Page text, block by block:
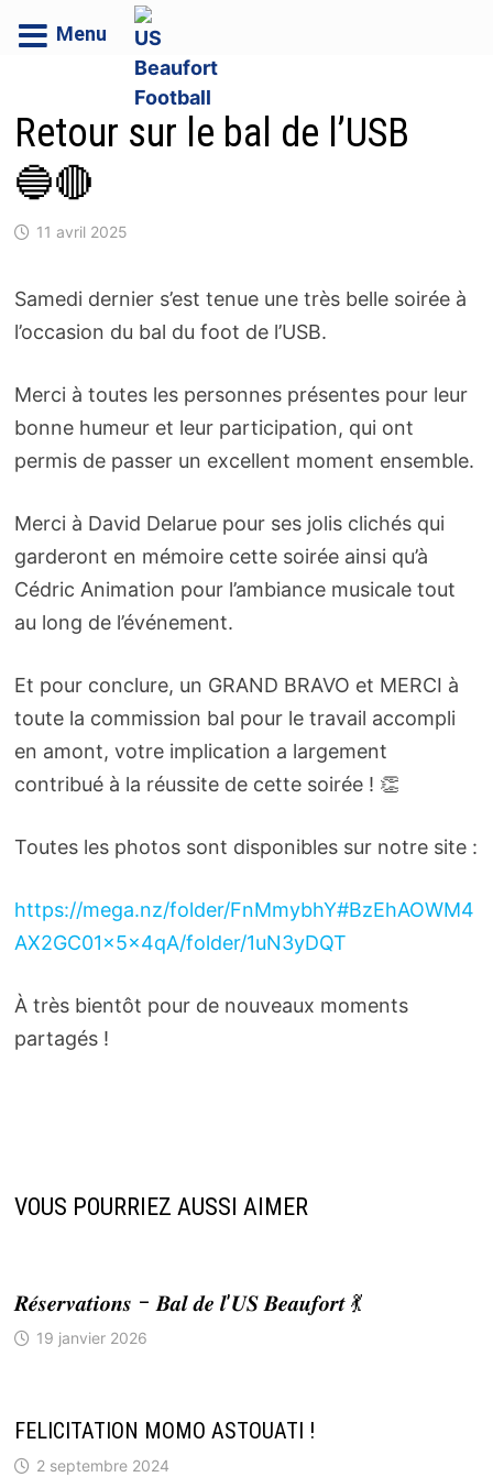
contenu
Retour sur le bal de l’USB
🔵🔴
11 avril 2025
Samedi dernier s’est tenue une très belle soirée à
l’occasion du bal du foot de l’USB.
Merci à toutes les personnes présentes pour leur
bonne humeur et leur participation, qui ont
permis de passer un excellent moment ensemble.
Merci à David Delarue pour ses jolis clichés qui
garderont en mémoire cette soirée ainsi qu’à
Cédric Animation pour l’ambiance musicale tout
au long de l’événement.
Et pour conclure, un GRAND BRAVO et MERCI à
toute la commission bal pour le travail accompli
en amont, votre implication a largement
contribué à la réussite de cette soirée ! 👏
Toutes les photos sont disponibles sur notre site :
https://mega.nz/folder/FnMmybhY#BzEhAOWM4
AX2GC01x5x4qA/folder/1uN3yDQT
À très bientôt pour de nouveaux moments
partagés !
VOUS POURRIEZ AUSSI AIMER
𝑹𝒆́𝒔𝒆𝒓𝒗𝒂𝒕𝒊𝒐𝒏𝒔 – 𝑩𝒂𝒍 𝒅𝒆 𝒍’𝑼𝑺 𝑩𝒆𝒂𝒖𝒇𝒐𝒓𝒕 💃
19 janvier 2026
FELICITATION MOMO ASTOUATI !
2 septembre 2024
Menu